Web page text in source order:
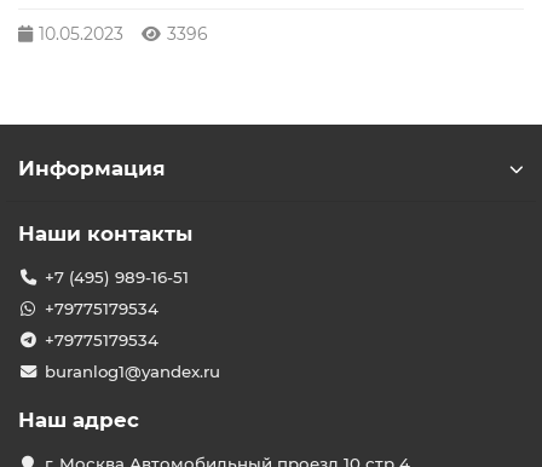
10.05.2023 3396
Информация
Наши контакты
+7 (495) 989-16-51
+79775179534
+79775179534
buranlog1@yandex.ru
Наш адрес